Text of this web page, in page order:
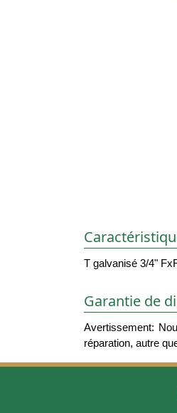
T galvanisé 3/4"
Garantie de
Avertissement:
réparation, autre